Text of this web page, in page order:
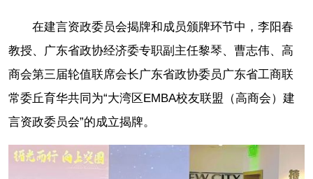
在建言资政委员会揭牌和成员颁牌环节中，李阳春
教授、广东省政协经济委专职副主任黎琴、曹志伟、高
商会第三届轮值联席会长广东省政协委员广东省工商联
常委丘育华共同为“大湾区EMBA校友联盟（高商会）建
言资政委员会”的成立揭牌。